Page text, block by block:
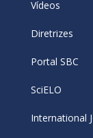
Vídeos
Diretrizes
Portal SBC
SciELO
International